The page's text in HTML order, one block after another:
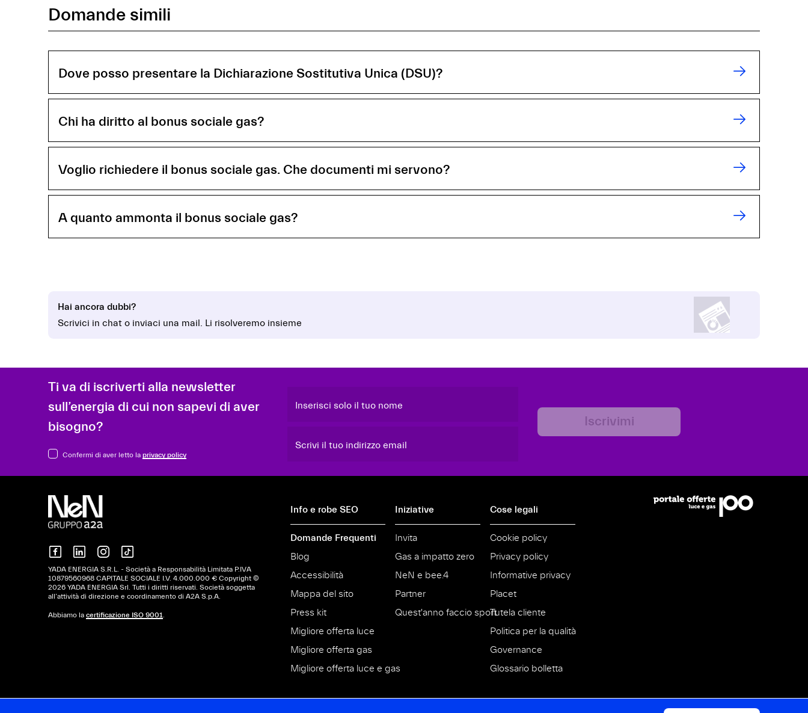
Domande simili
Dove posso presentare la Dichiarazione Sostitutiva Unica (DSU)?
Chi ha diritto al bonus sociale gas?
Voglio richiedere il bonus sociale gas. Che documenti mi servono?
A quanto ammonta il bonus sociale gas?
Hai ancora dubbi?
Scrivici in chat o inviaci una mail. Li risolveremo insieme
Ti va di iscriverti alla newsletter
sull’energia di cui non sapevi di aver
bisogno?
Confermi di aver letto la privacy policy
Inserisci solo il tuo nome
Scrivi il tuo indirizzo email
Iscrivimi
YADA ENERGIA S.R.L. - Società a Responsabilità Limitata P.IVA
10879560968 CAPITALE SOCIALE I.V. 4.000.000 € Copyright ©
2026 YADA ENERGIA Srl. Tutti i diritti riservati. Società soggetta
all’attività di direzione e coordinamento di A2A S.p.A.
Abbiamo la certificazione ISO 9001
Info e robe SEO
Domande Frequenti
Blog
Accessibilità
Mappa del sito
Press kit
Migliore offerta luce
Migliore offerta gas
Migliore offerta luce e gas
Iniziative
Invita
Gas a impatto zero
NeN e bee.4
Partner
Quest'anno faccio sport
Cose legali
Cookie policy
Privacy policy
Informative privacy
Placet
Tutela cliente
Politica per la qualità
Governance
Glossario bolletta